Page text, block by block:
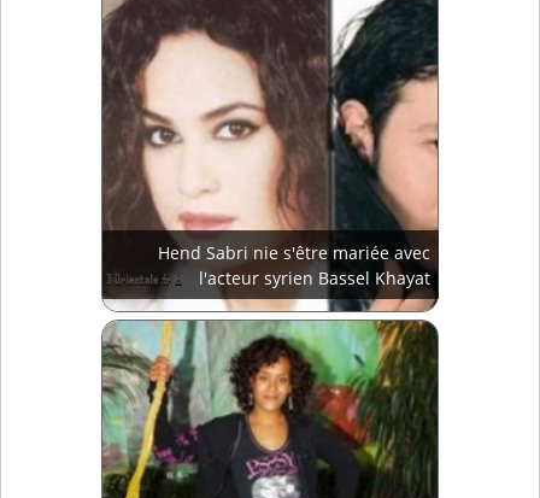
Hend Sabri nie s'être mariée avec
l'acteur syrien Bassel Khayat